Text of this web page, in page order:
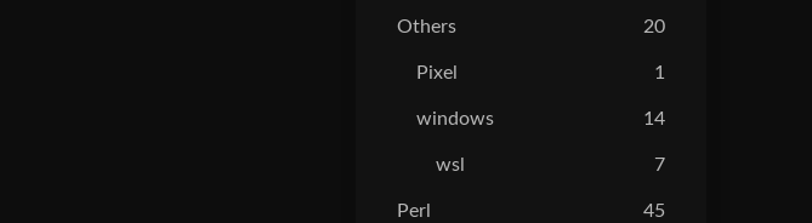
Others 20
Pixel 1
windows 14
wsl 7
Perl 45